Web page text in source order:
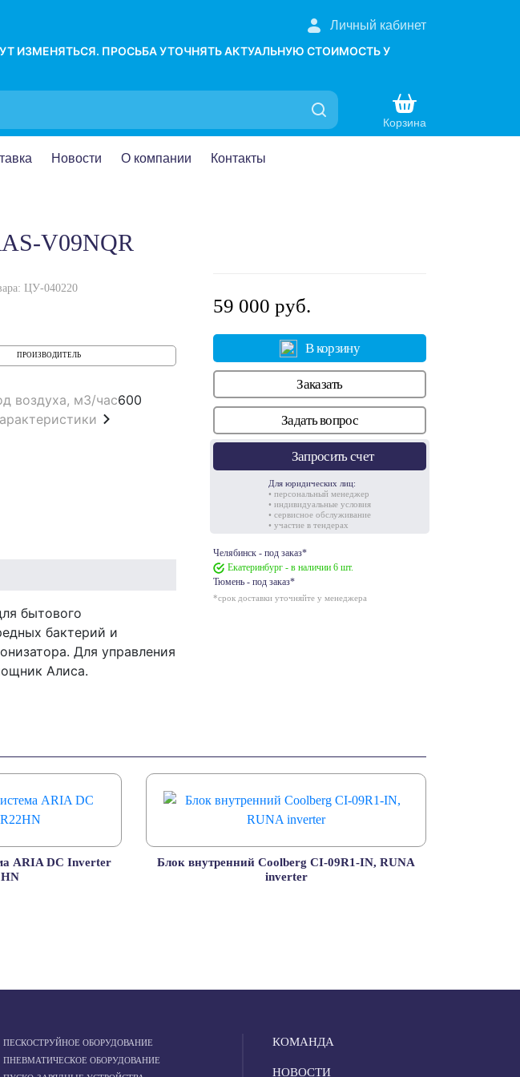
Личный кабинет
ИЗМЕНЯТЬСЯ. ПРОСЬБА УТОЧНЯТЬ АКТУАЛЬНУЮ СТОИМОСТЬ У
Корзина
Новости О компании Контакты
V09NQR
ЦУ-040220
ПРОИЗВОДИТЕЛЬ
воздуха, м3/час600
бытового
бактерий и
Для управления
Алиса.
59 000 руб.
В корзину
Заказать
Задать вопрос
Запросить счет
Для юридических лиц:
• персональный менеджер
• индивидуальные условия
• сервисное обслуживание
• участие в тендерах
Челябинск - под заказ*
Екатеринбург - в наличии 6 шт.
Тюмень - под заказ*
*срок доставки уточняйте у менеджера
ARIA DC Inverter
Блок внутренний Coolberg CI-09R1-IN, RUNA
inverter
ПЕСКОСТРУЙНОЕ ОБОРУДОВАНИЕ
ПНЕВМАТИЧЕСКОЕ ОБОРУДОВАНИЕ
КОМАНДА
НОВОСТИ